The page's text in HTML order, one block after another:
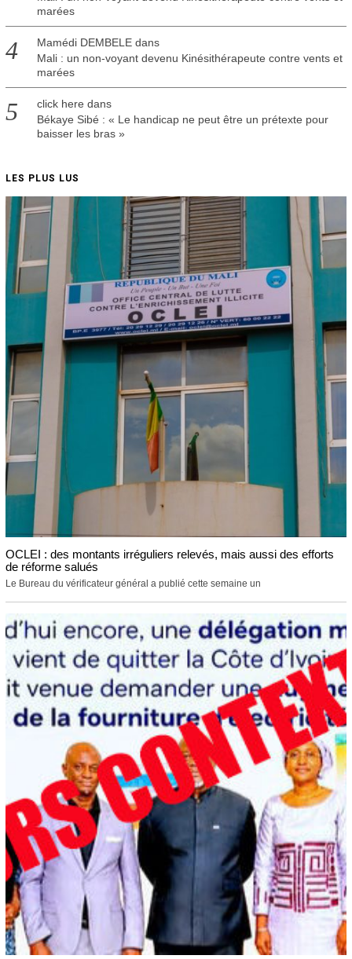
marées
Mamédi DEMBELEdans
Mali : un non-voyant devenu Kinésithérapeute contre vents et
marées
click here dans
Békaye Sibé : « Le handicap ne peut être un prétexte pour
baisser les bras »
LES PLUS LUS
OCLEI : des montants irréguliers relevés, mais aussi des efforts
de réforme salués
Le Bureau du vérificateur général a publié cette semaine un